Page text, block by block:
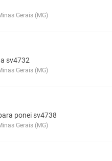
Gerais (MG)
sv4732
Gerais (MG)
ponei sv4738
Gerais (MG)